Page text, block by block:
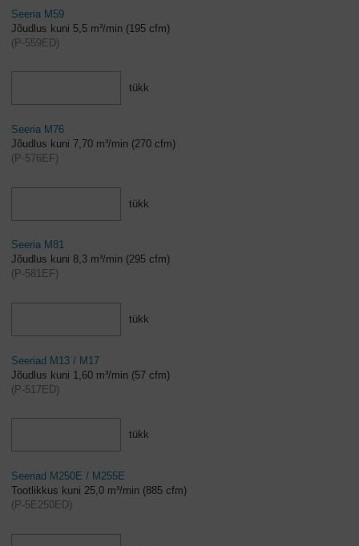
Seeria M59
Jõudlus kuni 5,5 m³/min (195 cfm)
(P-559ED)
tükk
Seeria M76
Jõudlus kuni 7,70 m³/min (270 cfm)
(P-576EF)
tükk
Seeria M81
Jõudlus kuni 8,3 m³/min (295 cfm)
(P-581EF)
tükk
Seeriad M13 / M17
Jõudlus kuni 1,60 m³/min (57 cfm)
(P-517ED)
tükk
Seeriad M250E / M255E
Tootlikkus kuni 25,0 m³/min (885 cfm)
(P-5E250ED)